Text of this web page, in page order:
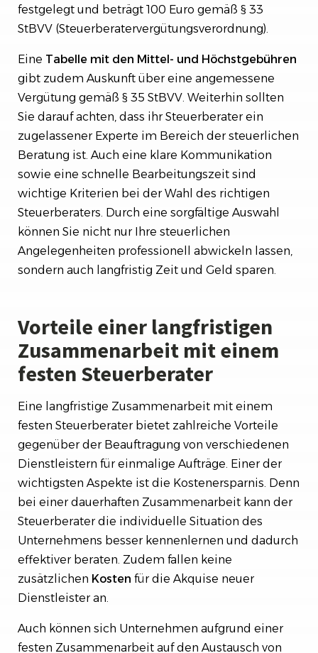
festgelegt und beträgt 100 Euro gemäß § 33
StBVV (Steuerberatervergütungsverordnung).
Eine Tabelle mit den Mittel- und Höchstgebühren
gibt zudem Auskunft über eine angemessene
Vergütung gemäß § 35 StBVV. Weiterhin sollten
Sie darauf achten, dass ihr Steuerberater ein
zugelassener Experte im Bereich der steuerlichen
Beratung ist. Auch eine klare Kommunikation
sowie eine schnelle Bearbeitungszeit sind
wichtige Kriterien bei der Wahl des richtigen
Steuerberaters. Durch eine sorgfältige Auswahl
können Sie nicht nur Ihre steuerlichen
Angelegenheiten professionell abwickeln lassen,
sondern auch langfristig Zeit und Geld sparen.
Vorteile einer langfristigen
Zusammenarbeit mit einem
festen Steuerberater
Eine langfristige Zusammenarbeit mit einem
festen Steuerberater bietet zahlreiche Vorteile
gegenüber der Beauftragung von verschiedenen
Dienstleistern für einmalige Aufträge. Einer der
wichtigsten Aspekte ist die Kostenersparnis. Denn
bei einer dauerhaften Zusammenarbeit kann der
Steuerberater die individuelle Situation des
Unternehmens besser kennenlernen und dadurch
effektiver beraten. Zudem fallen keine
zusätzlichen Kosten für die Akquise neuer
Dienstleister an.
Auch können sich Unternehmen aufgrund einer
festen Zusammenarbeit auf den Austausch von